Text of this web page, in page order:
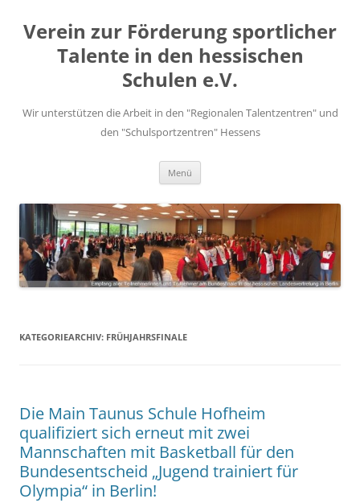
springen
Verein zur Förderung sportlicher
Talente in den hessischen
Schulen e.V.
Wir unterstützen die Arbeit in den "Regionalen Talentzentren" und
den "Schulsportzentren" Hessens
Menü
KATEGORIEARCHIV: FRÜHJAHRSFINALE
Die Main Taunus Schule Hofheim
qualifiziert sich erneut mit zwei
Mannschaften mit Basketball für den
Bundesentscheid „Jugend trainiert für
Olympia“ in Berlin!